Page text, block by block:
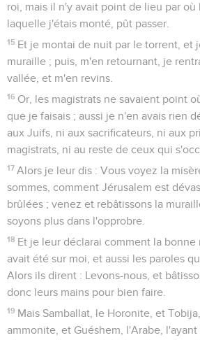
roi, mais il n'y avait point de lieu par où
laquelle j'étais monté, pût passer.
15 Et je montai de nuit par le torrent, et
muraille ; puis, m'en retournant, je
vallée, et m'en revins.
16 Or, les magistrats ne savaient point
que je faisais ; aussi je n'en avais rien
aux Juifs, ni aux sacrificateurs, ni aux
magistrats, ni au reste de ceux qui
17 Alors je leur dis : Vous voyez la
sommes, comment Jérusalem est
brûlées ; venez et rebâtissons la
soyons plus dans l'opprobre.
18 Et je leur déclarai comment la bonne
avait été sur moi, et aussi les paroles
Alors ils dirent : Levons-nous, et
donc leurs mains pour bien faire.
19 Mais Samballat, le Horonite, et
ammonite, et Guéshem, l'Arabe,